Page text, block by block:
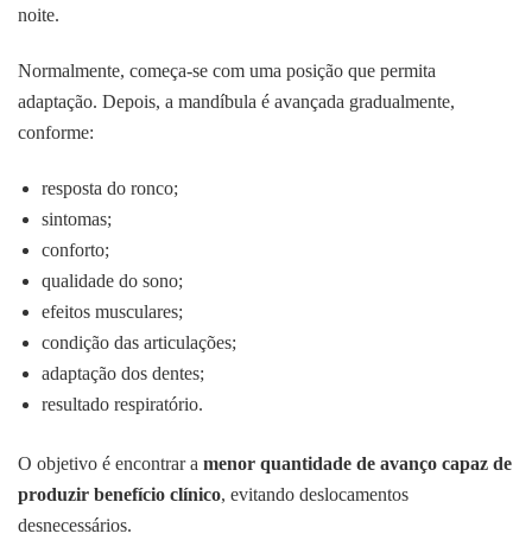
noite.
Normalmente, começa-se com uma posição que permita
adaptação. Depois, a mandíbula é avançada gradualmente,
conforme:
resposta do ronco;
sintomas;
conforto;
qualidade do sono;
efeitos musculares;
condição das articulações;
adaptação dos dentes;
resultado respiratório.
O objetivo é encontrar a menor quantidade de avanço capaz de
produzir benefício clínico, evitando deslocamentos
desnecessários.